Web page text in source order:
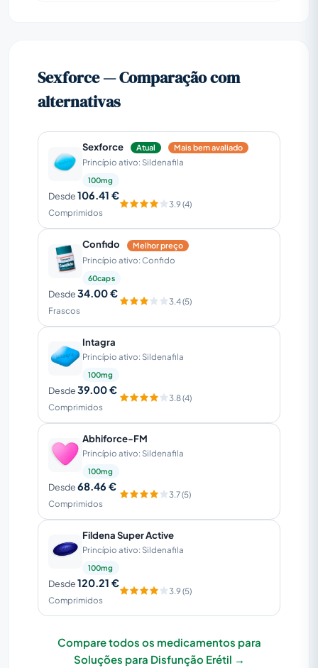
Sexforce — Comparação com
alternativas
Sexforce Atual Mais bem avaliado
Princípio ativo: Sildenafila
100mg
Desde106.41 €
Comprimidos
3.9 (4)
Confido Melhor preço
Princípio ativo: Confido
60caps
Desde34.00 €
Frascos
3.4 (5)
Intagra
Princípio ativo: Sildenafila
100mg
Desde39.00 €
Comprimidos
3.8 (4)
Abhiforce-FM
Princípio ativo: Sildenafila
100mg
Desde68.46 €
Comprimidos
3.7 (5)
Fildena Super Active
Princípio ativo: Sildenafila
100mg
Desde120.21 €
Comprimidos
3.9 (5)
Compare todos os medicamentos para
Soluções para Disfunção Erétil →